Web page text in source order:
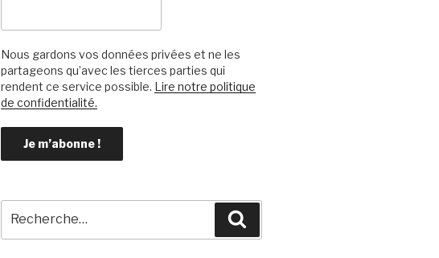
Nous gardons vos données privées et ne les
partageons qu’avec les tierces parties qui
rendent ce service possible. Lire notre politique
de confidentialité.
pour
: